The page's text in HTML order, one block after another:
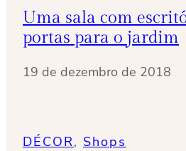
Uma sala com
portas para o jardim
19 de dezembro de 2018
DÉCOR, Shops